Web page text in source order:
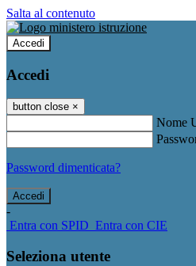
Salta al contenuto
Accedi
Accedi
button close ×
Nome
Password dimenticata?
-
Entra con SPID Entra con CIE
Seleziona utente